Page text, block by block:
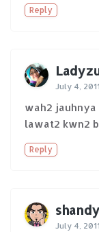
Reply
July 4,
wah2 jauhnya
lawat2 kwn2
Reply
July 4,